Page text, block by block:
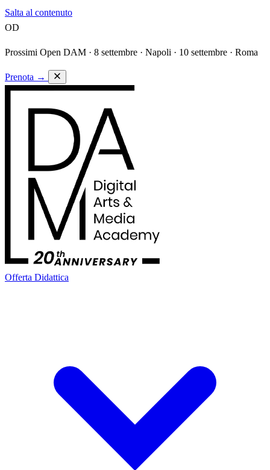
Salta al contenuto
OD
Prossimi Open DAM · 8 settembre · Napoli · 10 settembre · Roma
Prenota →
Offerta Didattica